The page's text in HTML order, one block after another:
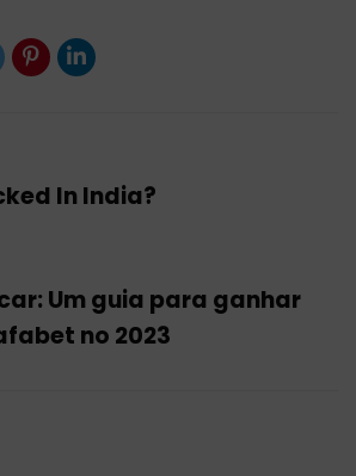
In India?
Um guia para ganhar
no 2023